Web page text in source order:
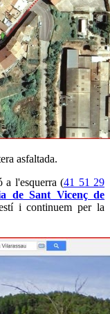
asfaltada.
a l'esquerra (41 51 29
de Sant Vicenç de
i continuem per la